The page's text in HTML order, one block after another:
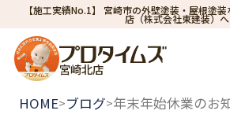
【施工実績No.1】 宮崎市の外壁塗装・屋根塗
店（株式会社東建装）へ
宮崎北店
HOME>ブログ>年末年始休業のお